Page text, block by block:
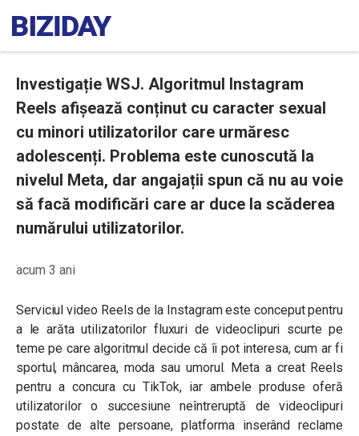
Investigație WSJ. Algoritmul Instagram
Reels afișează conținut cu caracter sexual
cu minori utilizatorilor care urmăresc
adolescenți. Problema este cunoscută la
nivelul Meta, dar angajații spun că nu au voie
să facă modificări care ar duce la scăderea
numărului utilizatorilor.
acum 3 ani
Serviciul video Reels de la Instagram este conceput pentru
a le arăta utilizatorilor fluxuri de videoclipuri scurte pe
teme pe care algoritmul decide că îi pot interesa, cum ar fi
sportul, mâncarea, moda sau umorul. Meta a creat Reels
pentru a concura cu TikTok, iar ambele produse oferă
utilizatorilor o succesiune neîntreruptă de videoclipuri
postate de alte persoane, platforma inserând reclame